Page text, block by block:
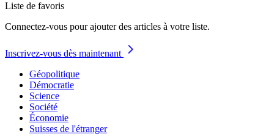
Liste de favoris
Connectez-vous pour ajouter des articles à votre liste.
Inscrivez-vous dès maintenant
Géopolitique
Démocratie
Science
Société
Économie
Suisses de l'étranger